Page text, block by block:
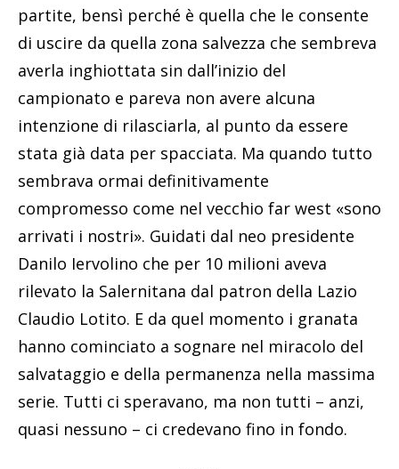
partite, bensì perché è quella che le consente
di uscire da quella zona salvezza che sembreva
averla inghiottata sin dall’inizio del
campionato e pareva non avere alcuna
intenzione di rilasciarla, al punto da essere
stata già data per spacciata. Ma quando tutto
sembrava ormai definitivamente
compromesso come nel vecchio far west «sono
arrivati i nostri». Guidati dal neo presidente
Danilo Iervolino che per 10 milioni aveva
rilevato la Salernitana dal patron della Lazio
Claudio Lotito. E da quel momento i granata
hanno cominciato a sognare nel miracolo del
salvataggio e della permanenza nella massima
serie. Tutti ci speravano, ma non tutti – anzi,
quasi nessuno – ci credevano fino in fondo.